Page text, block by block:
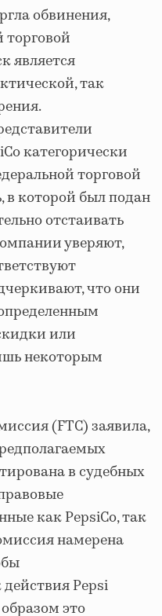
обвинения,
является
так
категорически
торговой
в которой был подан
отстаивать
уверяют,
что они
или
некоторым
(FTC) заявила,
в судебных
как PepsiCo, так
намерена
Pepsi
это